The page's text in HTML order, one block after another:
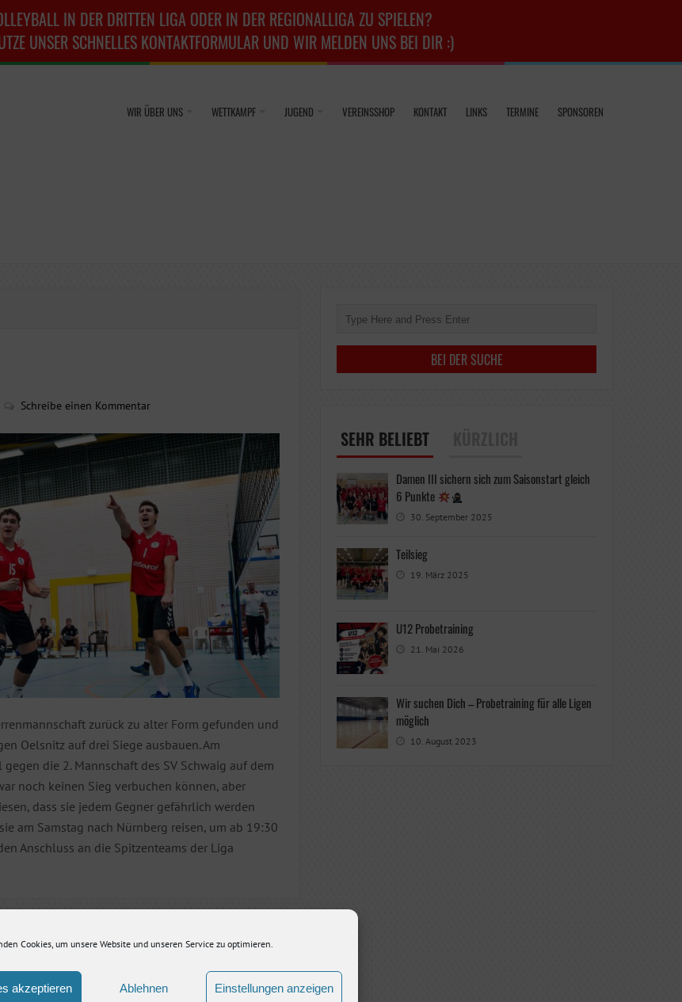
Cookies, um unsere Website und unseren Service zu optimieren.
akzeptieren Ablehnen Einstellungen anzeigen
IN DER DRITTEN LIGA ODER IN DER REGIONALLIGA ZU SPIELEN?
UNSER SCHNELLES KONTAKTFORMULAR UND WIR MELDEN UNS BEI DIR :)
WIR ÜBER UNS WETTKAMPF JUGEND VEREINSSHOP KONTAKT LINKS TERMINE SPONSOREN
Schreibe einen Kommentar
zurück zu alter Form gefunden und
Oelsnitz auf drei Siege ausbauen. Am
die 2. Mannschaft des SV Schwaig auf dem
noch keinen Sieg verbuchen können, aber
dass sie jedem Gegner gefährlich werden
am Samstag nach Nürnberg reisen, um ab 19:30
Anschluss an die Spitzenteams der Liga
Nächster Artikel
SEHR BELIEBT
Damen III sichern sich zum Saisonstart gleich
6 Punkte
30. September 2025
Teilsieg
19. März 2025
U12 Probetraining
21. Mai 2026
Wir suchen Dich – Probetraining für alle Ligen
möglich
10. August 2023